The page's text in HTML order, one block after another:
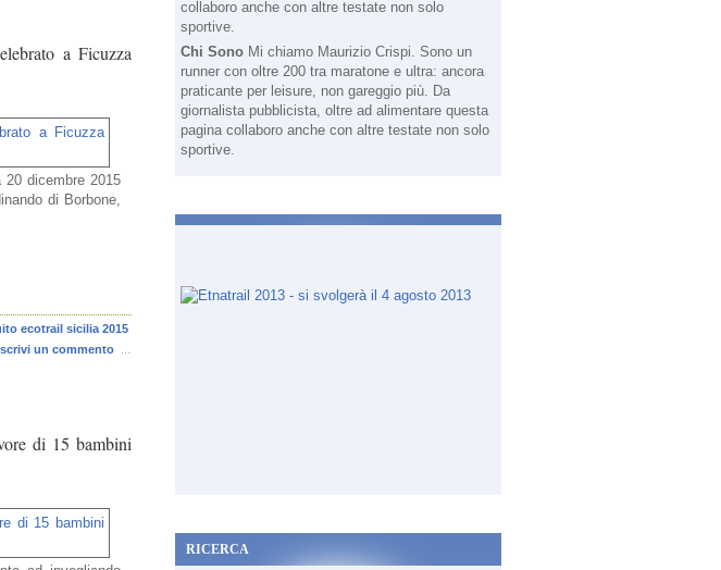
a Ficuzza
dicembre 2015
di Borbone,
ecotrail sicilia 2015
scrivi un commento
di 15 bambini
Chi Sono Mi chiamo Maurizio Crispi. Sono un
runner con oltre 200 tra maratone e ultra: ancora
praticante per leisure, non gareggio più. Da
giornalista pubblicista, oltre ad alimentare questa
pagina collaboro anche con altre testate non solo
sportive.
RICERCA